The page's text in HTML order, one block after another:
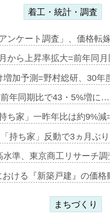
着工・統計・調査
ンケート調査」、価格転
から上昇率拡大=前年同
増加予測=野村総研、30年
年同期比で43・5%増に…
ち家」一昨年比は約9%
持ち家」反動で3ヵ月ぶ
水準、東京商工リサーチ
おける『新築戸建』の価
まちづくり